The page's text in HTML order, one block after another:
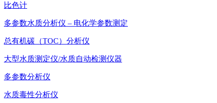
比色计
多参数水质分析仪 – 电化学参数测定
总有机碳（TOC）分析仪
大型水质测定仪/水质自动检测仪器
多参数分析仪
水质毒性分析仪